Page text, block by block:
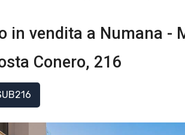
in vendita a Numana -
Conero, 216